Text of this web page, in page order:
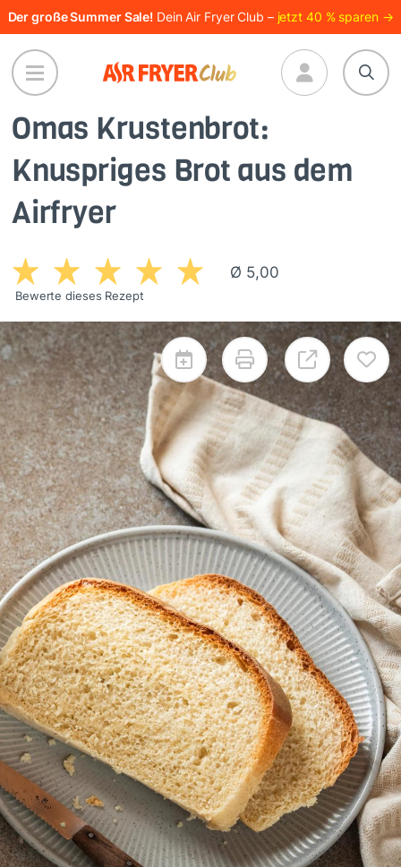
Direkt
zum
Inhalt
Der große Summer Sale! Dein Air Fryer Club – jetzt 40 % sparen →
Omas Krustenbrot:
Knuspriges Brot aus dem
Airfryer
Ø 5,00
Bewerte dieses Rezept